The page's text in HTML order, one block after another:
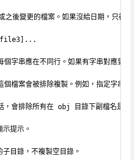
後變更的檔案。如果沒給日期，只複製
字串應在不同行。如果有字串對應到要
檔案會被排除複製。例如，指定字串
會排除所有在 obj 目錄下副檔名是
提示。
目錄，不複製空目錄。